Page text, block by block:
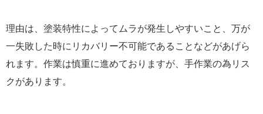
理由は、塗装特性によってムラが発生しやすいこと、万が
一失敗した時にリカバリー不可能であることなどがあげら
れます。作業は慎重に進めておりますが、手作業の為リス
クがあります。